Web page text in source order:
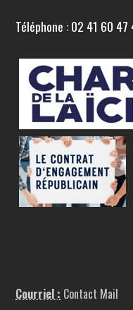
Téléphone : 02 41 60 47
Courriel : Contact Mail